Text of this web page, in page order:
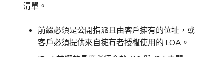
清單。
前綴必須是公開指派且由客戶擁有的位址，或
客戶必須提供來自擁有者授權使用的 LOA。